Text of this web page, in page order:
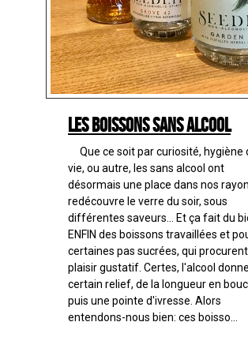
Les boissons sans alcool
Que ce soit par curiosité, hygiène
vie, ou autre, les sans alcool ont
désormais une place dans nos
redécouvre le verre du soir, sous
différentes saveurs... Et ça fait du
ENFIN des boissons travaillées et
certaines pas sucrées, qui
plaisir gustatif. Certes, l'alcool
certain relief, de la longueur en
puis une pointe d'ivresse. Alors
entendons-nous bien: ces boisso...